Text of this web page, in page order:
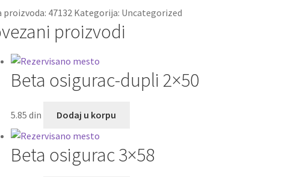
proizvoda: 47132 Kategorija: Uncategorized
proizvodi
Beta osigurac-dupli 2×50
5.85 din Dodaj u korpu
Beta osigurac 3×58